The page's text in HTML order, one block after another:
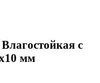
с
мм